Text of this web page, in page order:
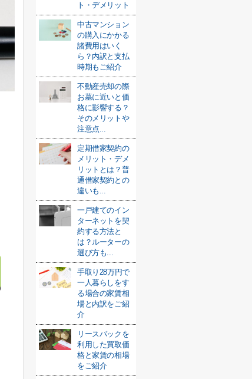
ト・デメリット
中古マンション
の購入にかかる
諸費用はいく
ら？内訳と支払
時期もご紹介
不動産売却の際
お墓に近いと価
格に影響する？
そのメリットや
注意点...
定期借家契約の
メリット・デメ
リットとは？普
通借家契約との
違いも...
一戸建てのイン
ターネットを契
約する方法と
は？ルーターの
選び方も...
手取り28万円で
一人暮らしをす
る場合の家賃相
場と内訳をご紹
介
リースバックを
利用した買取価
格と家賃の相場
をご紹介